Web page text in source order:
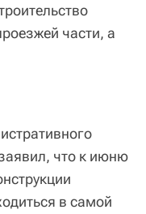
части, а
что к июню
в самой